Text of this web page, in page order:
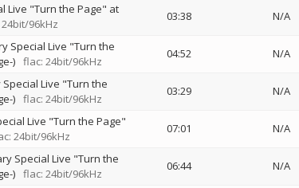
Live "Turn the Page" at
96kHz
03:38 N/A
Special Live "Turn the
) flac: 24bit/96kHz
04:52 N/A
Live "Turn the
) flac: 24bit/96kHz
03:29 N/A
Live "Turn the Page"
24bit/96kHz
07:01 N/A
Special Live "Turn the
) flac: 24bit/96kHz
06:44 N/A